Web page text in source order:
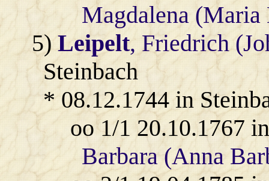
Magdalena (Maria
5)Leipelt, Friedrich
Steinbach
* 08.12.1744 in
oo 1/1 20.10.1767
Barbara (Anna